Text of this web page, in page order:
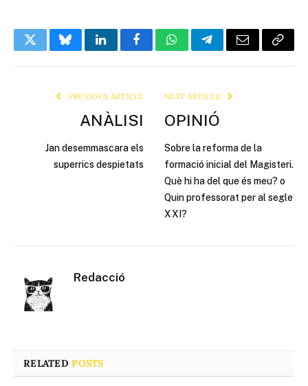
TwitterBlueskyLinkedInFacebookWhatsAppTelegramEmail Copy
PREVIOUS ARTICLE
ANÀLISI
Jan desemmascara els
superrics despietats
NEXT ARTICLE
OPINIÓ
Sobre la reforma de la
formació inicial del Magisteri.
Què hi ha del que és meu? o
Quin professorat per al segle
XXI?
Redacció
RELATEDPOSTS